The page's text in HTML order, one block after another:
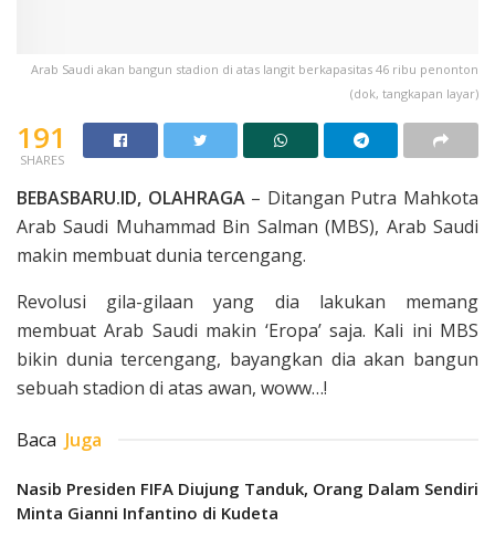
Arab Saudi akan bangun stadion di atas langit berkapasitas 46 ribu penonton
(dok, tangkapan layar)
191
SHARES
BEBASBARU.ID, OLAHRAGA– Ditangan Putra Mahkota
Arab Saudi Muhammad Bin Salman (MBS), Arab Saudi
makin membuat dunia tercengang.
Revolusi gila-gilaan yang dia lakukan memang
membuat Arab Saudi makin ‘Eropa’ saja. Kali ini MBS
bikin dunia tercengang, bayangkan dia akan bangun
sebuah stadion di atas awan, woww…!
Baca Juga
Nasib Presiden FIFA Diujung Tanduk, Orang Dalam Sendiri
Minta Gianni Infantino di Kudeta